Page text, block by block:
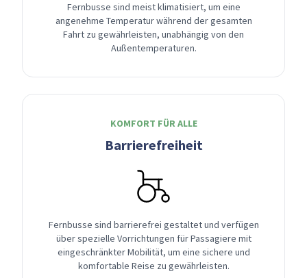
Fernbusse sind meist klimatisiert, um eine
angenehme Temperatur während der gesamten
Fahrt zu gewährleisten, unabhängig von den
Außentemperaturen.
KOMFORT FÜR ALLE
Barrierefreiheit
Fernbusse sind barrierefrei gestaltet und verfügen
über spezielle Vorrichtungen für Passagiere mit
eingeschränkter Mobilität, um eine sichere und
komfortable Reise zu gewährleisten.